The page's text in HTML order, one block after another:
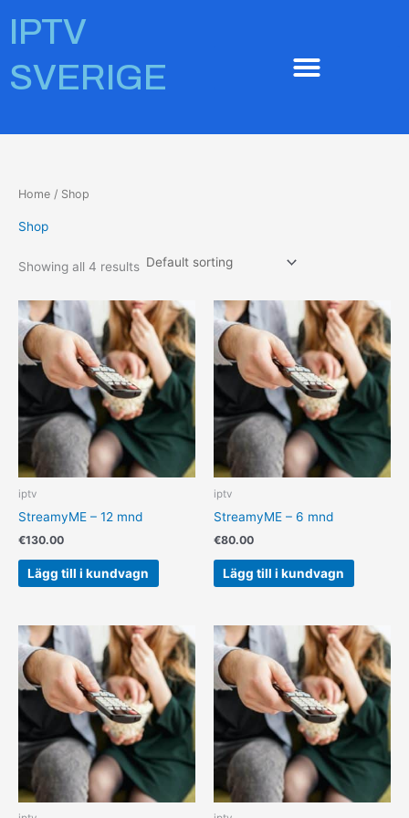
IPTV
SVERIGE
Home / Shop
Shop
Showing all 4 results
iptv
StreamyME – 12 mnd
€130.00
Lägg till i kundvagn
iptv
StreamyME – 6 mnd
€80.00
Lägg till i kundvagn